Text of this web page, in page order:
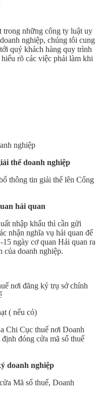
trong những công ty luật uy
nghiệp, chúng tôi cung
quý khách hàng quy trình
rõ các việc phải làm khi
nghiệp
thể doanh nghiệp
thông tin giải thể lên Cổng
hải quan
nhập khẩu thì cần gửi
nhận nghĩa vụ hải quan để
ngày cơ quan Hải quan ra
của doanh nghiệp.
nơi đăng ký trụ sở chính
( nếu có)
Chi Cục thuế nơi Doanh
đóng cửa mã số thuế
doanh nghiệp
Mã số thuế, Doanh